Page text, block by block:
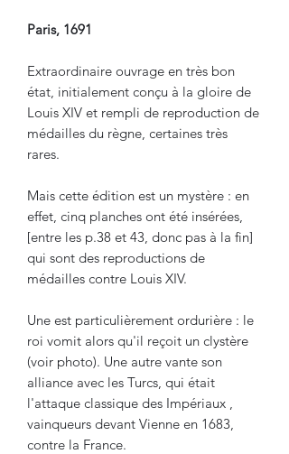
Paris, 1691
Extraordinaire ouvrage en très bon
état, initialement conçu à la gloire de
Louis XIV et rempli de reproduction de
médailles du règne, certaines très
rares.
Mais cette édition est un mystère : en
effet, cinq planches ont été insérées,
[entre les p.38 et 43, donc pas à la fin]
qui sont des reproductions de
médailles contre Louis XIV.
Une est particulièrement ordurière : le
roi vomit alors qu'il reçoit un clystère
(voir photo). Une autre vante son
alliance avec les Turcs, qui était
l'attaque classique des Impériaux ,
vainqueurs devant Vienne en 1683,
contre la France.